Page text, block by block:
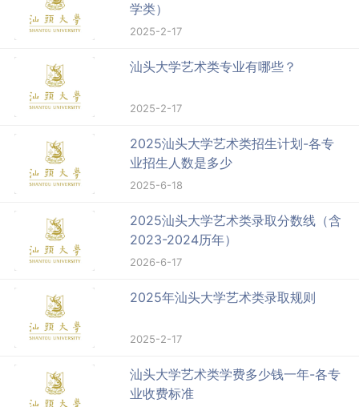
学类）
2025-2-17
汕头大学艺术类专业有哪些？
2025-2-17
2025汕头大学艺术类招生计划-各专
业招生人数是多少
2025-6-18
2025汕头大学艺术类录取分数线（含
2023-2024历年）
2026-6-17
2025年汕头大学艺术类录取规则
2025-2-17
汕头大学艺术类学费多少钱一年-各专
业收费标准